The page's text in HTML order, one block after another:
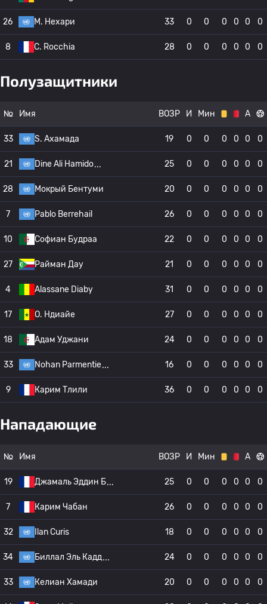
26 M. Нехари 33 0 0 0 0 0 0
8 C. Rocchia 28 0 0 0 0 0 0
Полузащитники
№ Имя ВОЗР И Мин А
33 S. Ахамада 19 0 0 0 0 0 0
21 Dine Ali Hamido 25 0 0 0 0 0 0
28 Мокрый Бентуми 20 0 0 0 0 0 0
7 Pablo Berrehail 26 0 0 0 0 0 0
10 Софиан Будраа 22 0 0 0 0 0 0
27 Райман Дау 21 0 0 0 0 0 0
4 Alassane Diaby 31 0 0 0 0 0 0
17 О. Ндиайе 27 0 0 0 0 0 0
18 Адам Уджани 24 0 0 0 0 0 0
33 Nohan Parmentie 16 0 0 0 0 0 0
9 Карим Тлили 36 0 0 0 0 0 0
Нападающие
№ Имя ВОЗР И Мин А
19 Джамаль Эддин Б 25 0 0 0 0 0 0
7 Карим Чабан 26 0 0 0 0 0 0
32 Ilan Curis 18 0 0 0 0 0 0
34 Биллал Эль Кадд 24 0 0 0 0 0 0
33 Келиан Хамади 20 0 0 0 0 0 0